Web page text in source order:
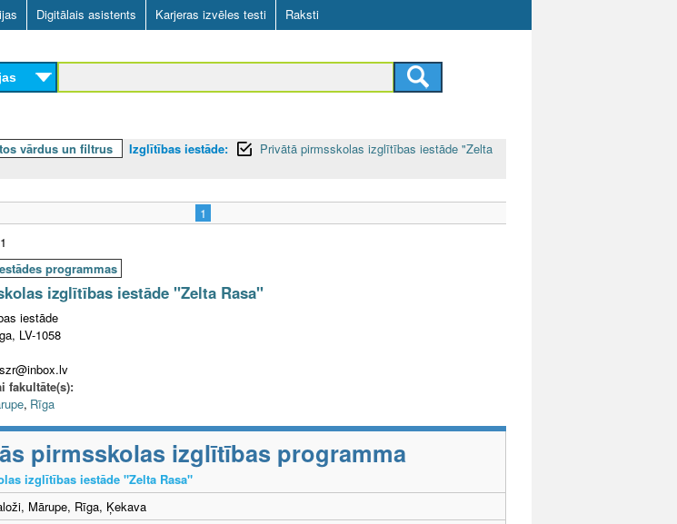
Digitālais asistents Karjeras izvēles testi Raksti
vārdus un filtrus Izglītības iestāde:
Privātā pirmsskolas izglītības iestāde "Zelta
1
programmas
izglītības iestāde "Zelta Rasa"
iestāde
LV-1058
fakultāte(s):
, Rīga
pirmsskolas izglītības programma
izglītības iestāde "Zelta Rasa"
Mārupe, Rīga, Ķekava